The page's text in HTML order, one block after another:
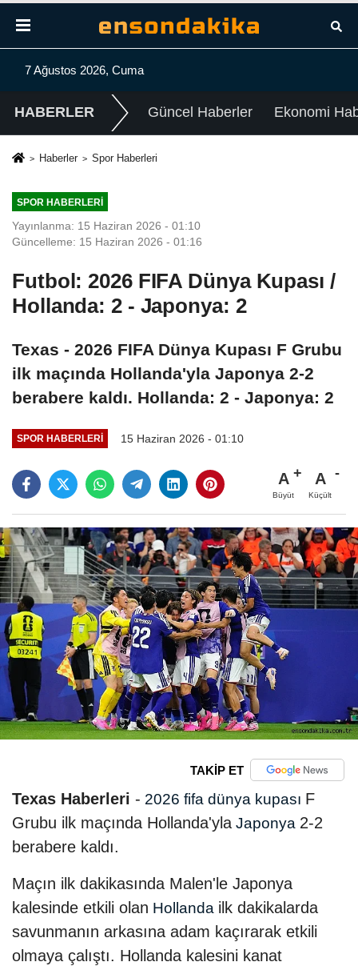
7 Ağustos 2026, Cuma
HABERLER Güncel Haberler Ekonomi
Haberler Spor Haberleri
SPOR HABERLERI
Yayınlanma: 15 Haziran 2026 - 01:10
Güncelleme: 15 Haziran 2026 - 01:16
Futbol: 2026 FIFA Dünya Kupası /
Hollanda: 2 - Japonya: 2
Texas - 2026 FIFA Dünya Kupası F Grubu
ilk maçında Hollanda'yla Japonya 2-2
berabere kaldı. Hollanda: 2 - Japonya: 2
SPOR HABERLERI 15 Haziran 2026 - 01:10
A
Büyüt
A
Küçült
TAKİP ET
Texas Haberleri - 2026 fifa dünya kupası F
Grubu ilk maçında Hollanda'ylaJaponya 2-2
berabere kaldı.
Maçın ilk dakikasında Malen'le Japonya
kalesinde etkili olan Hollanda ilk dakikalarda
savunmanın arkasına adam kaçırarak etkili
olmaya çalıştı. Hollanda kalesini kanat